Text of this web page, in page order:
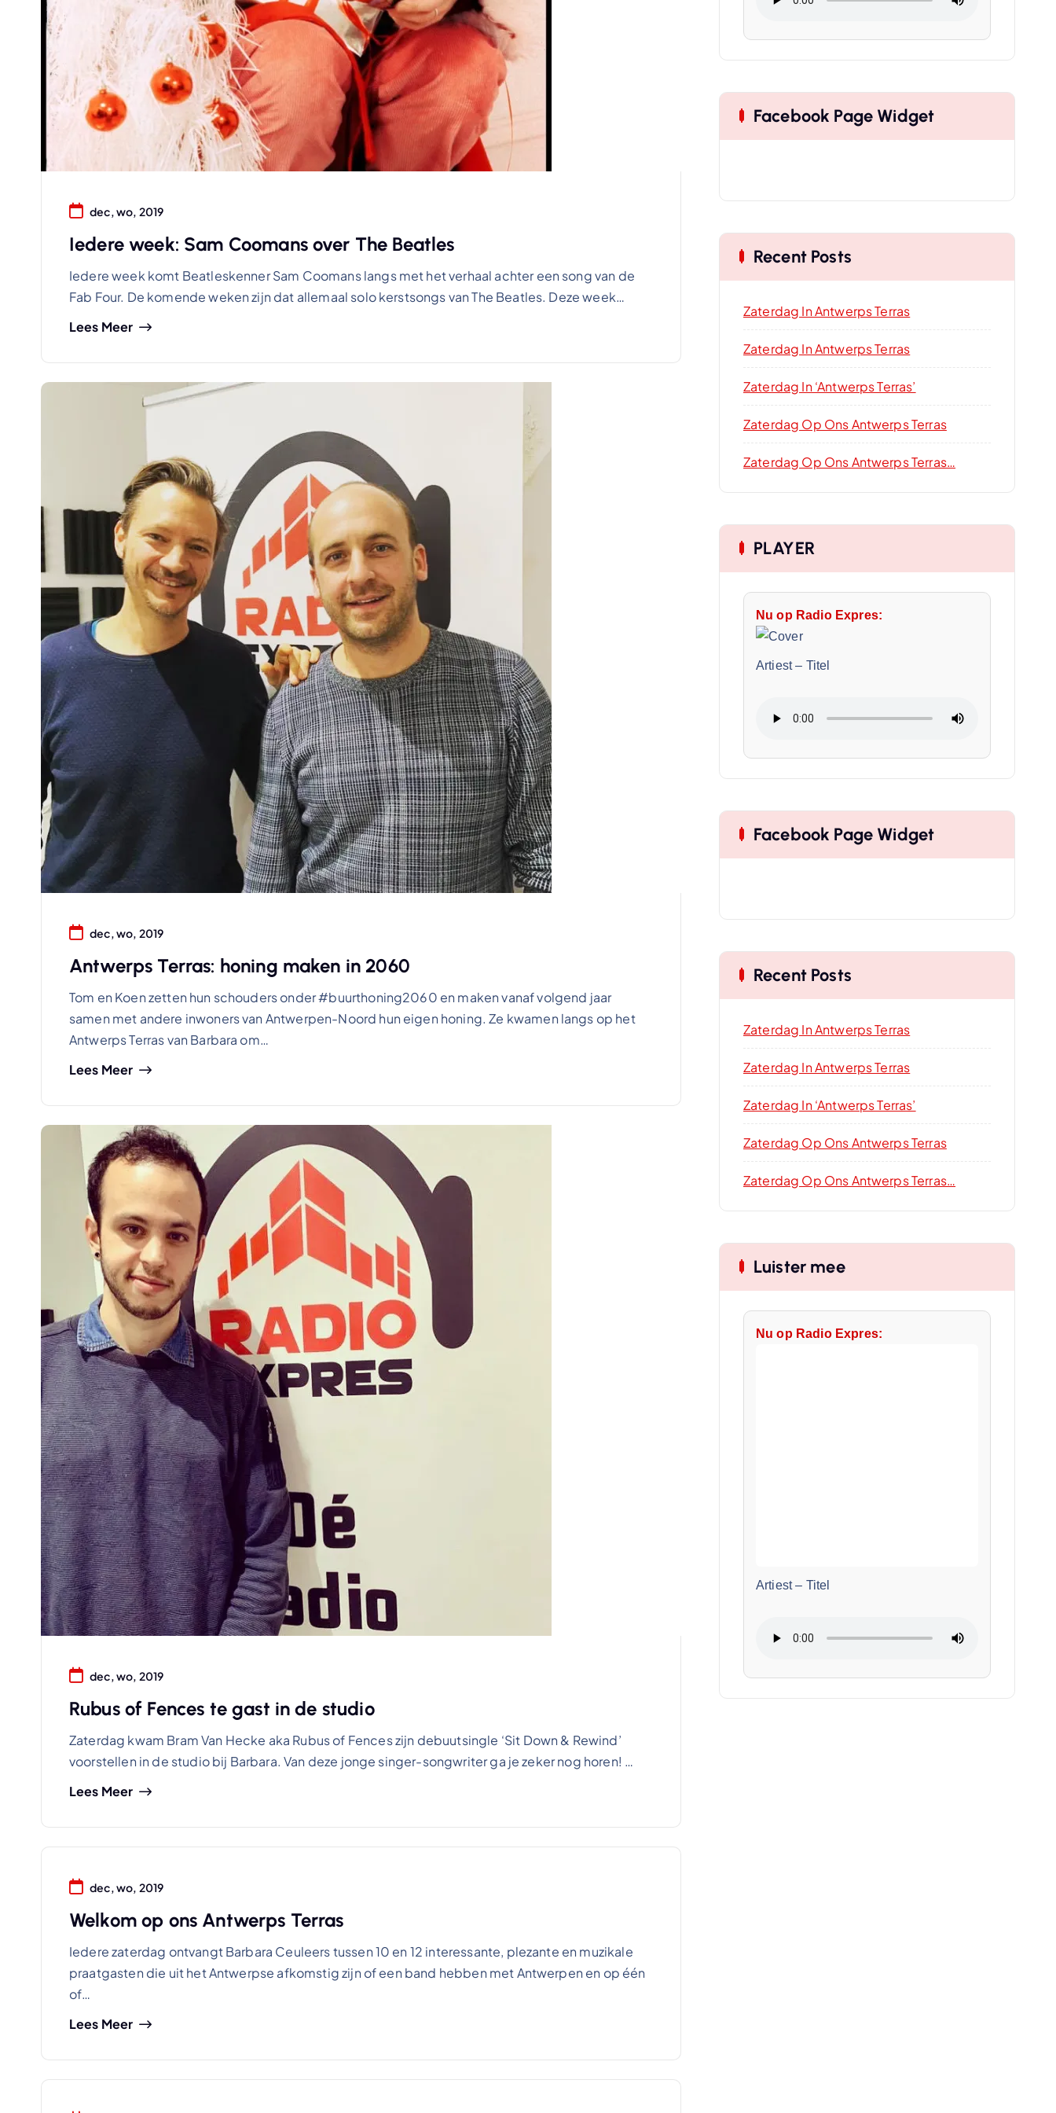
dec, wo, 2019
Iedere week: Sam Coomans over The Beatles
Iedere week komt Beatleskenner Sam Coomans langs met het verhaal achter een song van de
Fab Four. De komende weken zijn dat allemaal solo kerstsongs van The Beatles. Deze week…
Lees Meer
dec, wo, 2019
Antwerps Terras: honing maken in 2060
Tom en Koen zetten hun schouders onder #buurthoning2060 en maken vanaf volgend jaar
samen met andere inwoners van Antwerpen-Noord hun eigen honing. Ze kwamen langs op het
Antwerps Terras van Barbara om…
Lees Meer
dec, wo, 2019
Rubus of Fences te gast in de studio
Zaterdag kwam Bram Van Hecke aka Rubus of Fences zijn debuutsingle ‘Sit Down & Rewind’
voorstellen in de studio bij Barbara. Van deze jonge singer-songwriter ga je zeker nog horen! …
Lees Meer
dec, wo, 2019
Welkom op ons Antwerps Terras
Iedere zaterdag ontvangt Barbara Ceuleers tussen 10 en 12 interessante, plezante en muzikale
praatgasten die uit het Antwerpse afkomstig zijn of een band hebben met Antwerpen en op één
of…
Lees Meer
Facebook Page Widget
Recent Posts
Zaterdag In Antwerps Terras
Zaterdag In Antwerps Terras
Zaterdag In ‘Antwerps Terras’
Zaterdag Op Ons Antwerps Terras
Zaterdag Op Ons Antwerps Terras…
PLAYER
Nu op Radio Expres:
Artiest– Titel
Facebook Page Widget
Recent Posts
Zaterdag In Antwerps Terras
Zaterdag In Antwerps Terras
Zaterdag In ‘Antwerps Terras’
Zaterdag Op Ons Antwerps Terras
Zaterdag Op Ons Antwerps Terras…
Luister mee
Nu op Radio Expres:
Artiest– Titel